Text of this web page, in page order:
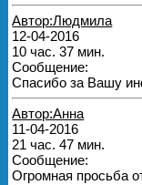
Автор:Людмила
12-04-2016
10 час. 37 мин.
Сообщение:
Спасибо за Вашу
Автор:Анна
11-04-2016
21 час. 47 мин.
Сообщение:
Огромная просьба